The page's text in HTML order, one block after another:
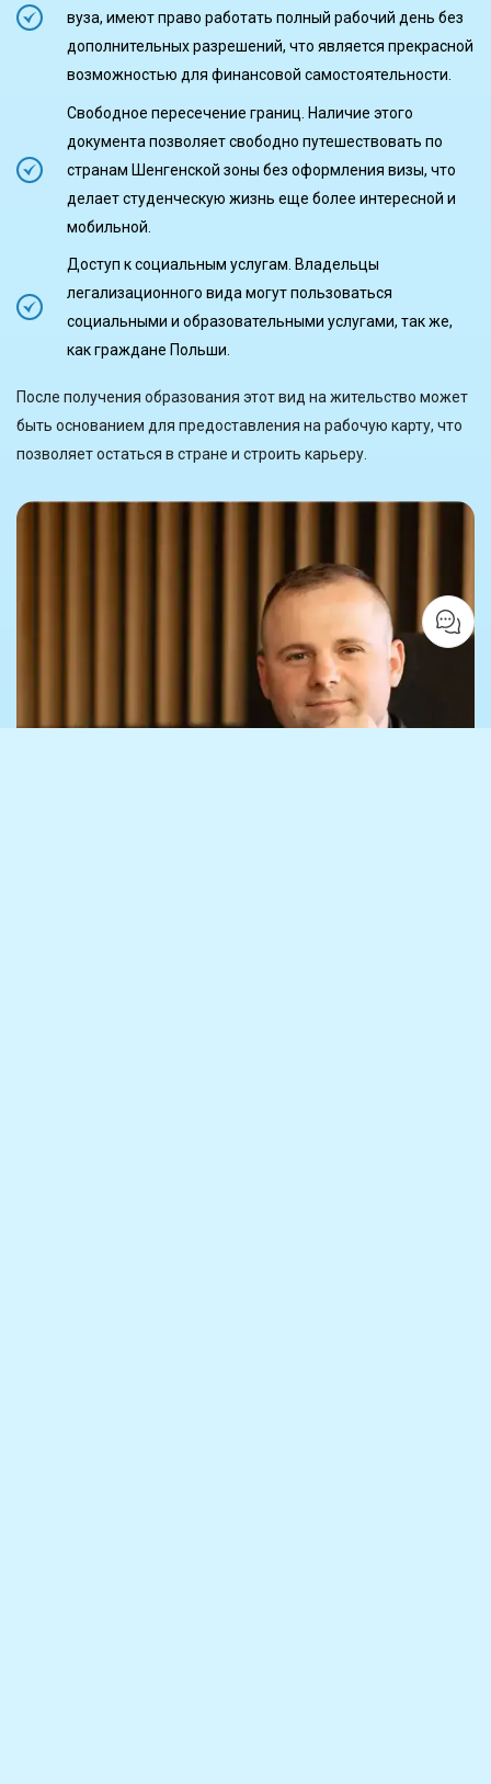
вуза, имеют право работать полный рабочий день без
дополнительных разрешений, что является прекрасной
возможностью для финансовой самостоятельности.
Свободное пересечение границ. Наличие этого
документа позволяет свободно путешествовать по
странам Шенгенской зоны без оформления визы, что
делает студенческую жизнь еще более интересной и
мобильной.
Доступ к социальным услугам. Владельцы
легализационного вида могут пользоваться
социальными и образовательными услугами, так же,
как граждане Польши.
После получения образования этот вид на жительство может
быть основанием для предоставления на рабочую карту, что
позволяет остаться в стране и строить карьеру.